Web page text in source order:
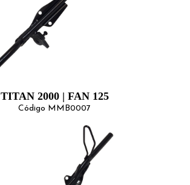
TITAN 2000 | FAN 125
Código MMB0007